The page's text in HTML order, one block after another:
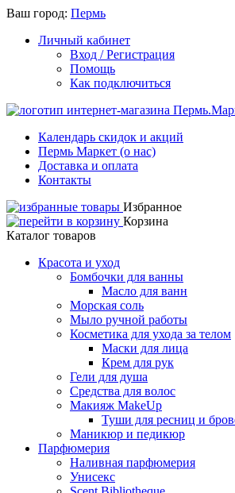
Ваш город: Пермь
Личный кабинет
Вход / Регистрация
Помощь
Как подключиться
Календарь скидок и акций
Пермь Маркет (о нас)
Доставка и оплата
Контакты
Избранное
Корзина
Каталог товаров
Красота и уход
Бомбочки для ванны
Масло для ванн
Морская соль
Мыло ручной работы
Косметика для ухода за телом
Маски для лица
Крем для рук
Гели для душа
Средства для волос
Макияж MakeUp
Туши для ресниц и
Маникюр и педикюр
Парфюмерия
Наливная парфюмерия
Унисекс